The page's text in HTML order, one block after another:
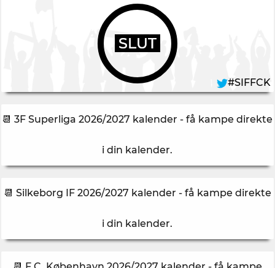
SLUT
#SIFFCK
📆 3F Superliga 2026/2027 kalender - få kampe direkte
i din kalender.
📆 Silkeborg IF 2026/2027 kalender - få kampe direkte
i din kalender.